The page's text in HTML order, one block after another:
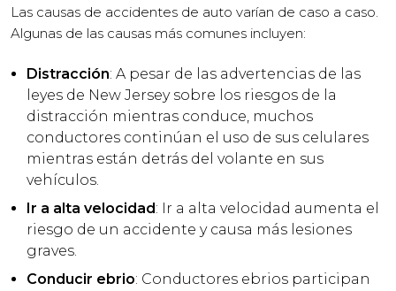
Las causas de accidentes de auto varían de caso a caso.
Algunas de las causas más comunes incluyen:
Distracción: A pesar de las advertencias de las
leyes de New Jersey sobre los riesgos de la
distracción mientras conduce, muchos
conductores continúan el uso de sus celulares
mientras están detrás del volante en sus
vehículos.
Ir a alta velocidad: Ir a alta velocidad aumenta el
riesgo de un accidente y causa más lesiones
graves.
Conducir ebrio: Conductores ebrios participan